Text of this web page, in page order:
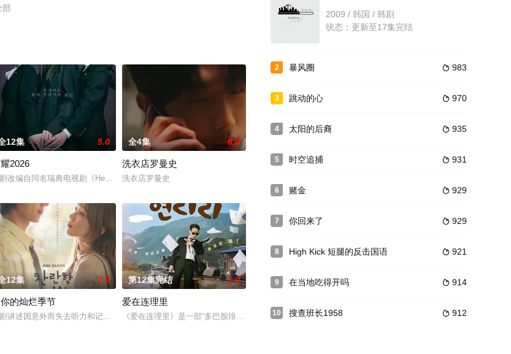
部
戏人间的MZ世代九尾狐（金惠奫饰）。为了享受永恒的青春与美貌，极力抗拒成为平凡的
消除误会，互相抚慰伤痛，最终重生为一个家庭的故事。
12集 5.0
2026
改编自同名瑞典电视剧《Heder》。讲述三位女律师面对过去的巨大丑闻而展开的追逐故事。
全4集 6.0
洗衣店罗曼史
洗衣店罗曼史
了生病的女儿想要救他的律师及一定要法治他的检察官之间的故事。
情无动于衷的AI约会应用代表尹比雅相遇后，逐渐理解彼此并寻找爱情的故事
12集 7.0
的灿烂季节
讲述因意外而失去听力和记忆的动画师鲜于灿（蔡钟协 饰），遇见了如救赎般的设计师宋嘏烂（李圣经 饰）后，展开的一段疗愈的爱情故事。
第12集完结 1.0
爱在连理里
《爱在连理里》是一部“多巴胺排毒”乡村治愈剧，讲述一户被强制迁往清净又凶险之地“然理理”的都市家庭，
2009 / 韩国 / 韩剧
状态：更新至17集完结
2  983
暴风圈
3  970
跳动的心
4  935
太阳的后裔
5  931
时空追捕
6  929
赌金
7  929
你回来了
8  921
High Kick 短腿的反击国语
9  914
在当地吃得开吗
10  912
搜查班长1958